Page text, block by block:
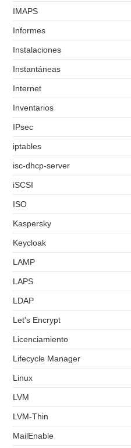
IMAPS
Informes
Instalaciones
Instantáneas
Internet
Inventarios
IPsec
iptables
isc-dhcp-server
iSCSI
ISO
Kaspersky
Keycloak
LAMP
LAPS
LDAP
Let's Encrypt
Licenciamiento
Lifecycle Manager
Linux
LVM
LVM-Thin
MailEnable